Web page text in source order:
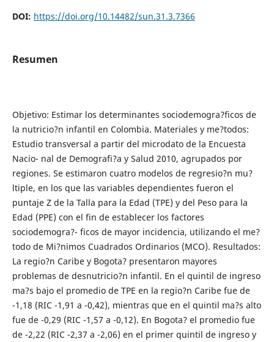
DOI: https://doi.org/10.14482/sun.31.3.7366
Resumen
Objetivo: Estimar los determinantes sociodemogra?ficos de
la nutricio?n infantil en Colombia. Materiales y me?todos:
Estudio transversal a partir del microdato de la Encuesta
Nacio- nal de Demografi?a y Salud 2010, agrupados por
regiones. Se estimaron cuatro modelos de regresio?n mu?
ltiple, en los que las variables dependientes fueron el
puntaje Z de la Talla para la Edad (TPE) y del Peso para la
Edad (PPE) con el fin de establecer los factores
sociodemogra?- ficos de mayor incidencia, utilizando el me?
todo de Mi?nimos Cuadrados Ordinarios (MCO). Resultados:
La regio?n Caribe y Bogota? presentaron mayores
problemas de desnutricio?n infantil. En el quintil de ingreso
ma?s bajo el promedio de TPE en la regio?n Caribe fue de
-1,18 (RIC -1,91 a -0,42), mientras que en el quintil ma?s alto
fue de -0,29 (RIC -1,57 a -0,12). En Bogota? el promedio fue
de -2,22 (RIC -2,37 a -2,06) en el primer quintil de ingreso y